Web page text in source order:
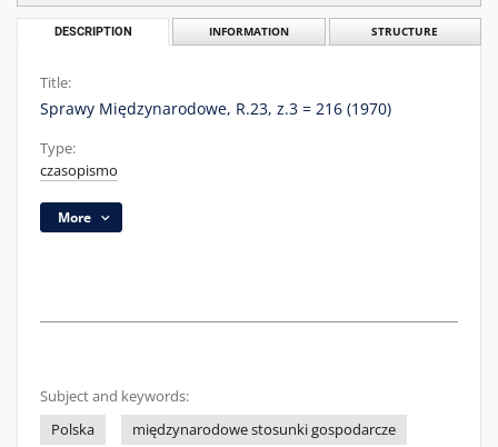
DESCRIPTION INFORMATION STRUCTURE
Title:
Sprawy Międzynarodowe, R.23, z.3 = 216 (1970)
Type:
czasopismo
More
Subject and keywords:
Polska
międzynarodowe stosunki gospodarcze